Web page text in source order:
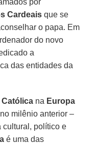
Cardeais que se
o papa. Em
do novo
a
das entidades da
Católica na Europa
milênio anterior –
cultural, político e
é uma das